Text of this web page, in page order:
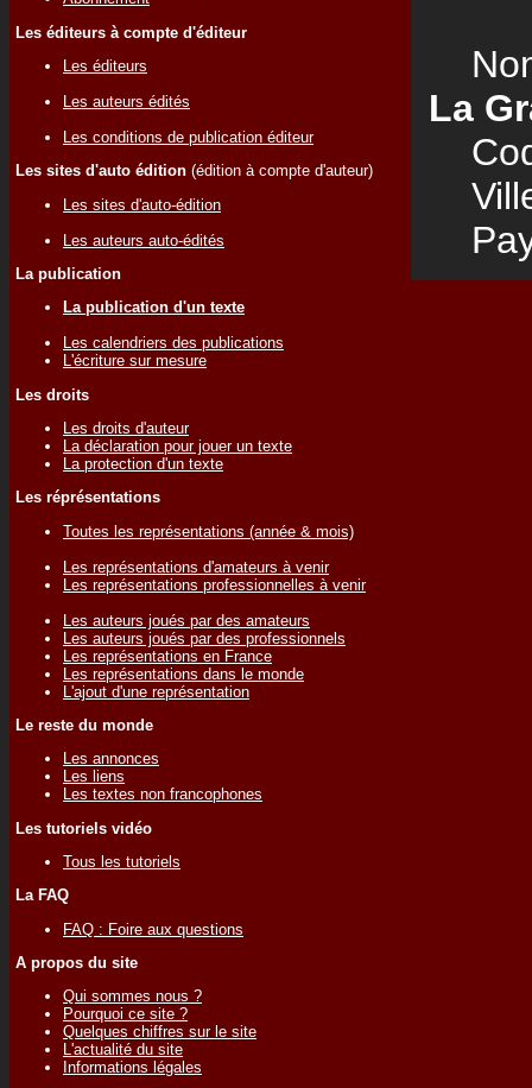
Les éditeurs à compte d'éditeur
Les éditeurs
Les auteurs édités
Les conditions de publication éditeur
Les sites d'auto édition (édition à compte d'auteur)
Les sites d'auto-édition
Les auteurs auto-édités
La publication
La publication d'un texte
Les calendriers des publications
L'écriture sur mesure
Les droits
Les droits d'auteur
La déclaration pour jouer un texte
La protection d'un texte
Les réprésentations
Toutes les représentations (année & mois)
Les représentations d'amateurs à venir
Les représentations professionnelles à venir
Les auteurs joués par des amateurs
Les auteurs joués par des professionnels
Les représentations en France
Les représentations dans le monde
L'ajout d'une représentation
Le reste du monde
Les annonces
Les liens
Les textes non francophones
Les tutoriels vidéo
Tous les tutoriels
La FAQ
FAQ : Foire aux questions
A propos du site
Qui sommes nous ?
Pourquoi ce site ?
Quelques chiffres sur le site
L'actualité du site
Informations légales
La